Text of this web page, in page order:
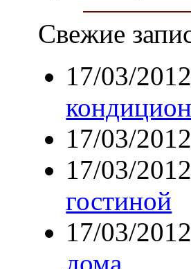
Свежие
17/03/
17/03/
17/03/
гостиной
17/03/
дома